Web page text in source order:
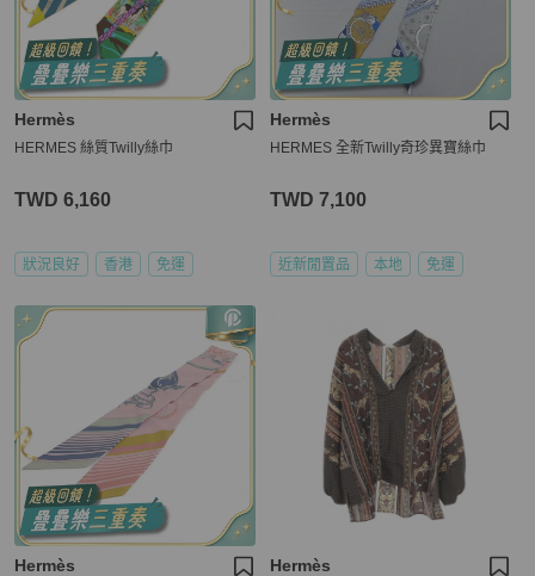
Hermès
HERMES 絲質Twilly絲巾
TWD 6,160
狀況良好 香港 免運
Hermès
HERMES 全新Twilly奇珍異寶絲巾
TWD 7,100
近新閒置品 本地 免運
Hermès Hermès